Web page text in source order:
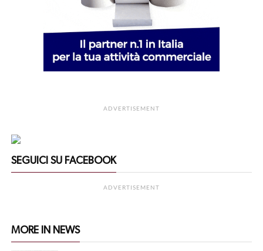
ADVERTISEMENT
SEGUICI SU FACEBOOK
ADVERTISEMENT
MORE IN NEWS